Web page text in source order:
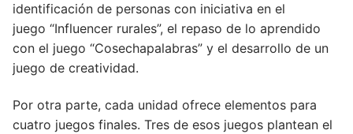
identificación de personas con iniciativa en el
juego “Influencer rurales”, el repaso de lo aprendido
con el juego “Cosechapalabras” y el desarrollo de un
juego de creatividad.
Por otra parte, cada unidad ofrece elementos para
cuatro juegos finales. Tres de esos juegos plantean el